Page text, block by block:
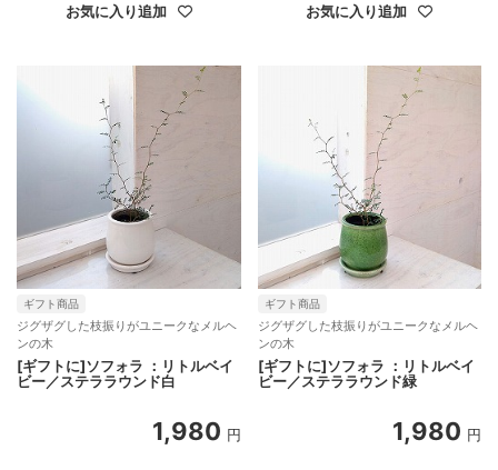
お気に入り追加 お気に入り追加
ギフト商品
ジグザグした枝振りがユニークなメルヘ
ンの木
[ギフトに]ソフォラ ：リトルベイ
ビー／ステララウンド白
1,980 円
ギフト商品
ジグザグした枝振りがユニークなメルヘ
ンの木
[ギフトに]ソフォラ ：リトルベイ
ビー／ステララウンド緑
1,980 円